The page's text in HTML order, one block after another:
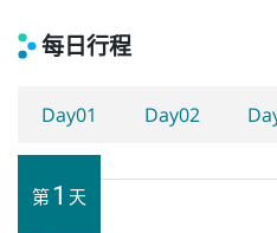
每日行程
Day01 Day02
第1 天